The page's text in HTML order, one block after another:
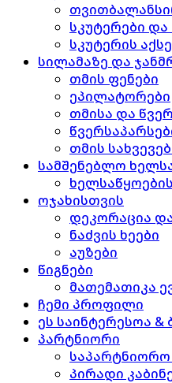
სკუტერები და
სკუტერის
სილამაზე და
თმის ფენები
ეპილატორები
თმისა და
თმის
სამშენებლო
ოჯახისთვის
დეკორაცია
ნაძვის ხეები
აუზები
წიგნები
მათემათიკა
ჩემი პროფილი
ეს საინტერესოა
პარტნიორი
პირადი